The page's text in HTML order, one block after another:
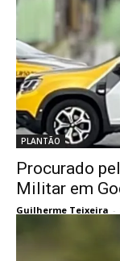
PLANTÃO
Procurado
Militar em
Guilherme Teixeira -